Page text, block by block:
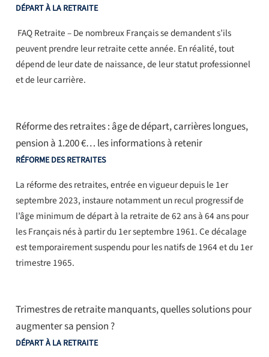
DÉPART À LA RETRAITE
FAQ Retraite – De nombreux Français se demandent s’ils
peuvent prendre leur retraite cette année. En réalité, tout
dépend de leur date de naissance, de leur statut professionnel
et de leur carrière.
Réforme des retraites : âge de départ, carrières longues,
pension à 1.200 €… les informations à retenir
RÉFORME DES RETRAITES
La réforme des retraites, entrée en vigueur depuis le 1er
septembre 2023, instaure notamment un recul progressif de
l’âge minimum de départ à la retraite de 62 ans à 64 ans pour
les Français nés à partir du 1er septembre 1961. Ce décalage
est temporairement suspendu pour les natifs de 1964 et du 1er
trimestre 1965.
Trimestres de retraite manquants, quelles solutions pour
augmenter sa pension ?
DÉPART À LA RETRAITE